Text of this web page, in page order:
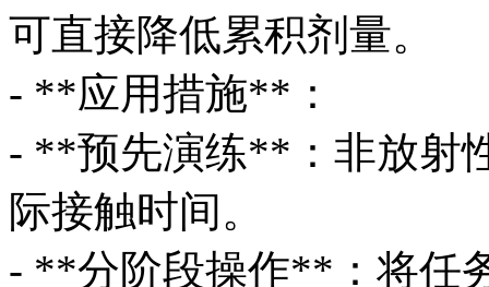
可直接降低累积剂量。
- **应用措施**：
- **预先演练**：非放射
际接触时间。
- **分阶段操作**：将任